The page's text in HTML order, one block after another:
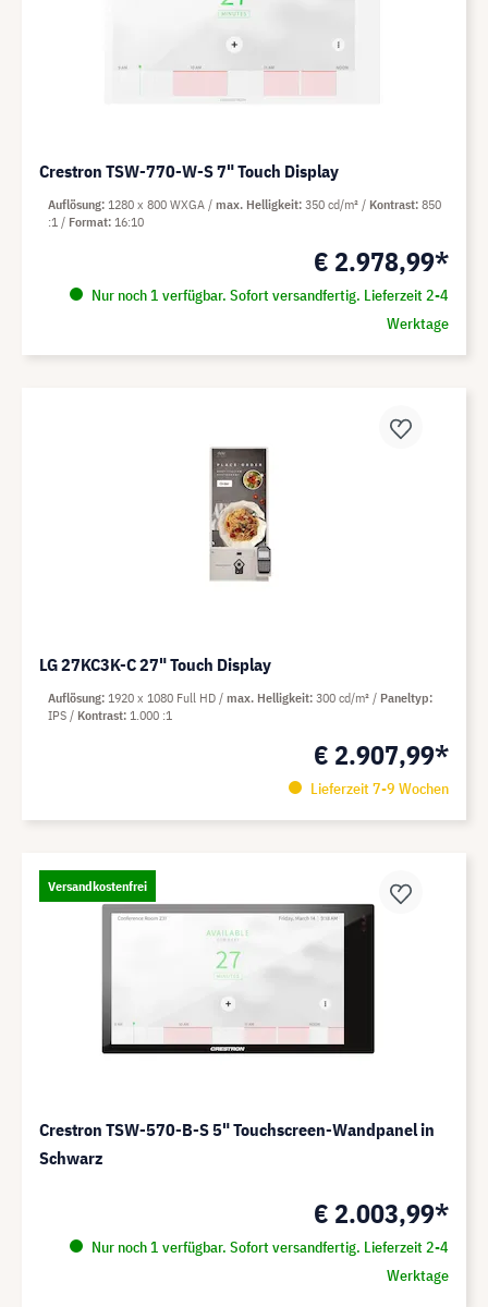
Crestron TSW-770-W-S 7" Touch Display
€ 2.978,99*
Nur noch 1 verfügbar. Sofort versandfertig. Lieferzeit 2-4
Werktage
Auflösung 1280 x 800 WXGA max. Helligkeit 350 cd/m² Kontrast 850
:1
Format 16:10
LG 27KC3K-C 27" Touch Display
€ 2.907,99*
Lieferzeit 7-9 Wochen
Auflösung 1920 x 1080 Full HD max. Helligkeit 300 cd/m²
Paneltyp
IPS
Kontrast 1.000 :1
Versandkostenfrei
Crestron TSW-570-B-S 5" Touchscreen-Wandpanel in
Schwarz
€ 2.003,99*
Nur noch 1 verfügbar. Sofort versandfertig. Lieferzeit 2-4
Werktage